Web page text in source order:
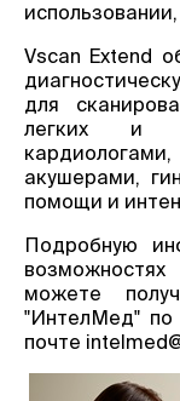
Vscan Extend
для
легких и
акушерами,
помощи и
Подробную
можете
"ИнтелМед" по
почте